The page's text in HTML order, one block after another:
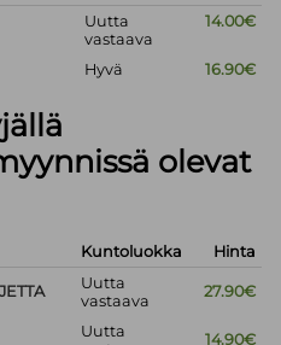
Uutta
vastaava
14.00€
Hyvä 16.90€
olevat
Kuntoluokka Hinta
Uutta
vastaava
27.90€
Uutta
14.90€